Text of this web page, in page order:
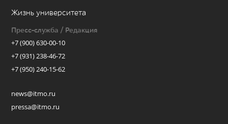
Жизнь университета
Пресс-служба / Редакция
+7 (900) 630-00-10
+7 (931) 238-46-72
+7 (950) 240-15-62
news@itmo.ru
pressa@itmo.ru